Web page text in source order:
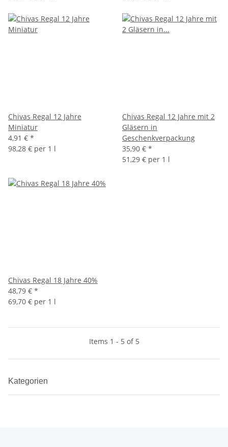
Chivas Regal 12 Jahre
Miniatur
4,91 € *
98,28 € per 1 l
Chivas Regal 12 Jahre mit 2
Gläsern in
Geschenkverpackung
35,90 € *
51,29 € per 1 l
Chivas Regal 18 Jahre 40%
48,79 € *
69,70 € per 1 l
Items 1 - 5 of 5
Kategorien